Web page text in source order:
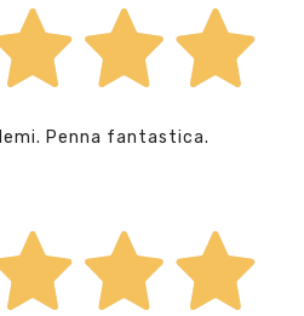
Penna fantastica.